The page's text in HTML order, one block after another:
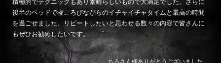
積極的でテクニックもあり素晴らしいもので大満足でした。さらに
後半のベッドで寝ころびながらのイチャイチャタイムと最高の時間
を過ごせました。リピートしたいと思わせる数々の内容で皆さんに
もぜひお勧めしたいです。